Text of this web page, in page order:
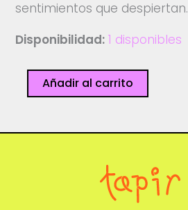
sentimientos que despiertan.
Disponibilidad: 1 disponibles
guineas
Añadir al carrito